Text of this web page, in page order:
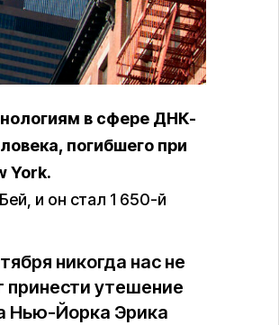
в сфере ДНК-
погибшего при
York.
и он стал 1 650-й
никогда нас не
принести утешение
Нью-Йорка Эрика